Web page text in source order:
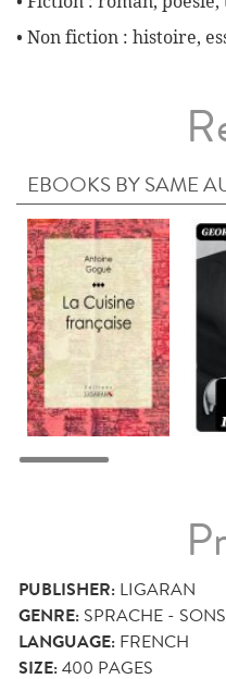
• Non fiction : histoire,
EBOOKS BY SAME
PUBLISHER: LIGARAN
GENRE: SPRACHE -
LANGUAGE: FRENCH
SIZE:400 PAGES